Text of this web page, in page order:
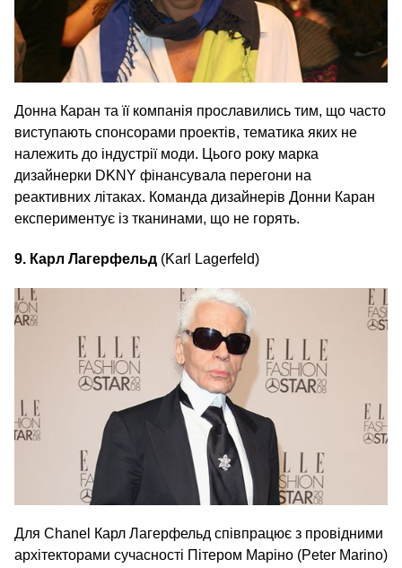
Донна Каран та її компанія прославились тим, що часто
виступають спонсорами проектів, тематика яких не
належить до індустрії моди. Цього року марка
дизайнерки DKNY фінансувала перегони на
реактивних літаках. Команда дизайнерів Донни Каран
експериментує із тканинами, що не горять.
9. Карл Лагерфельд (Karl Lagerfeld)
Для Chanel Карл Лагерфельд співпрацює з провідними
архітекторами сучасності Пітером Маріно (Peter Marino)